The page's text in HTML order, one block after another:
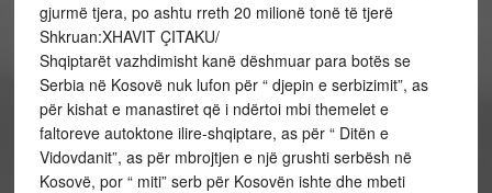
gjurmë tjera, po ashtu rreth 20 milionë tonë të tjerë
Shkruan:XHAVIT ÇITAKU/
Shqiptarët vazhdimisht kanë dëshmuar para botës se
Serbia në Kosovë nuk lufon për “ djepin e serbizimit”, as
për kishat e manastiret që i ndërtoi mbi themelet e
faltoreve autoktone ilire-shqiptare, as për “ Ditën e
Vidovdanit”, as për mbrojtjen e një grushti serbësh në
Kosovë, por “ miti” serb për Kosovën ishte dhe mbeti